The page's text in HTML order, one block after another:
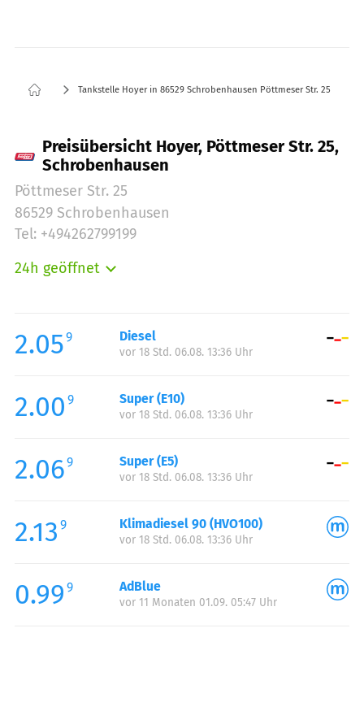
Tankstelle Hoyer in 86529 Schrobenhausen Pöttmeser Str. 25
Preisübersicht Hoyer, Pöttmeser Str. 25,
Schrobenhausen
Pöttmeser Str. 25
86529 Schrobenhausen
Tel: +494262799199
24h geöffnet
Mittwoch:
00:00-24:00
Donnerstag:
Samstag:
00:00-24:00
Sonntag:
2.059 Diesel
vor 18 Std. 06.08. 13:36 Uhr
2.00 9 Super (E10)
vor 18 Std. 06.08. 13:36 Uhr
2.069 Super (E5)
vor 18 Std. 06.08. 13:36 Uhr
2.13 9 Klimadiesel 90 (HVO100)
vor 18 Std. 06.08. 13:36 Uhr
0.99 9 AdBlue
vor 11 Monaten 01.09. 05:47 Uhr